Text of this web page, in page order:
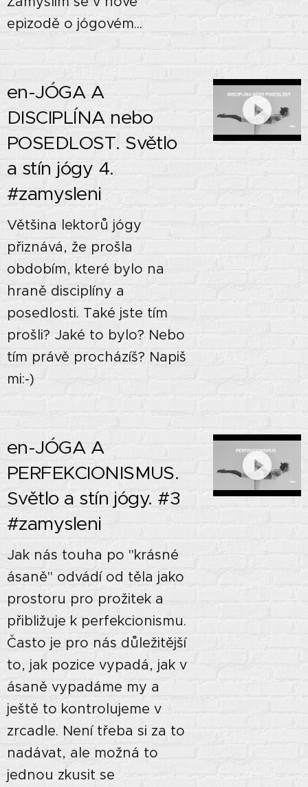
epizodě o jógovém...
en-JÓGA A
DISCIPLÍNA nebo
POSEDLOST. Světlo
a stín jógy 4. 🌓🌗🌚
#zamysleni
Většina lektorů jógy
přiznává, že prošla
obdobím, které bylo na
hraně disciplíny a
posedlosti. Také jste tím
prošli? Jaké to bylo? Nebo
tím právě procházíš? Napiš
mi:-)
en-JÓGA A
PERFEKCIONISMUS.
Světlo a stín jógy. #3
#zamysleni
Jak nás touha po "krásné
ásaně" odvádí od těla jako
prostoru pro prožitek a
přibližuje k perfekcionismu.
Často je pro nás důležitější
to, jak pozice vypadá, jak v
ásaně vypadáme my a
ještě to kontrolujeme v
zrcadle. Není třeba si za to
nadávat, ale možná to
jednou zkusit se